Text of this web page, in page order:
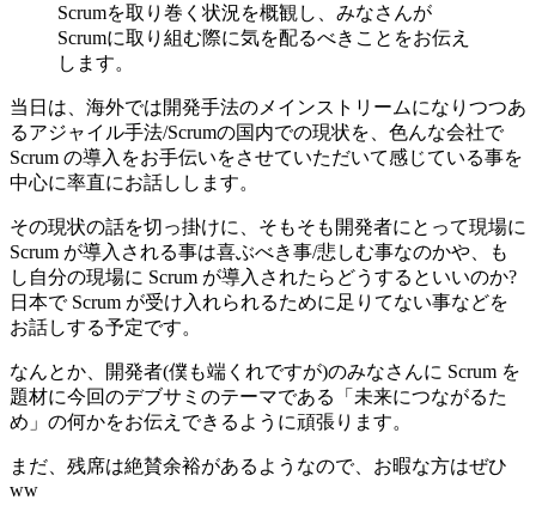
Scrumを取り巻く状況を概観し、みなさんが
Scrumに取り組む際に気を配るべきことをお伝え
します。
当日は、海外では開発手法のメインストリームになりつつあ
るアジャイル手法/Scrumの国内での現状を、色んな会社で
Scrum の導入をお手伝いをさせていただいて感じている事を
中心に率直にお話しします。
その現状の話を切っ掛けに、そもそも開発者にとって現場に
Scrum が導入される事は喜ぶべき事/悲しむ事なのかや、も
し自分の現場に Scrum が導入されたらどうするといいのか?
日本で Scrum が受け入れられるために足りてない事などを
お話しする予定です。
なんとか、開発者(僕も端くれですが)のみなさんに Scrum を
題材に今回のデブサミのテーマである「未来につながるた
め」の何かをお伝えできるように頑張ります。
まだ、残席は絶賛余裕があるようなので、お暇な方はぜひ
ww